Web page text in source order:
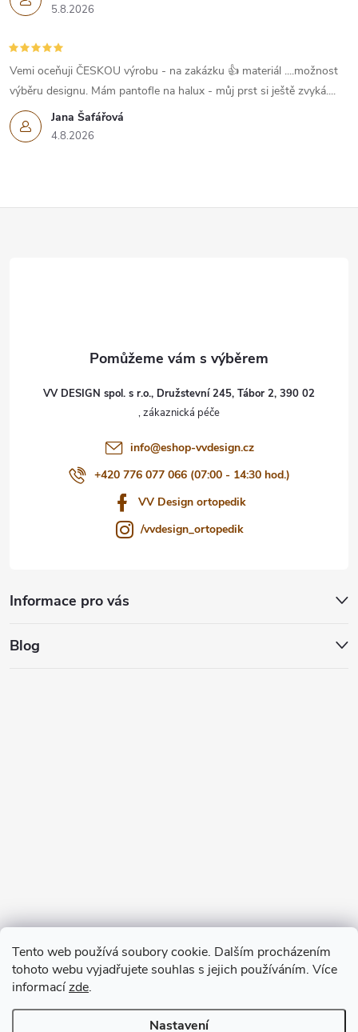
Tento web používá soubory cookie. Dalším procházením
tohoto webu vyjadřujete souhlas s jejich používáním. Více
informacízde.
Nastavení
5.8.2026
Jana Šafářová
4.8.2026
Vemi oceňuji ČESKOU výrobu - na zakázku 👍 materiál ....možnost
výběru designu. Mám pantofle na halux - můj prst si ještě zvyká....
VV DESIGN spol. s r.o., Družstevní 245, Tábor 2, 390 02
info@eshop-vvdesign.cz
+420 776 077 066 (07:00 - 14:30 hod.)
VV Design ortopedik
/vvdesign_ortopedik
Informace pro vás
Blog